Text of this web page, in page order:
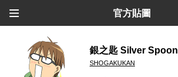
官方貼圖
銀之匙 Silver Spoon
SHOGAKUKAN